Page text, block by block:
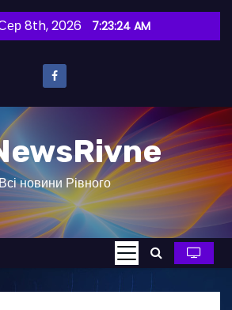
8th, 2026 7:23:25 AM
новини Рівного